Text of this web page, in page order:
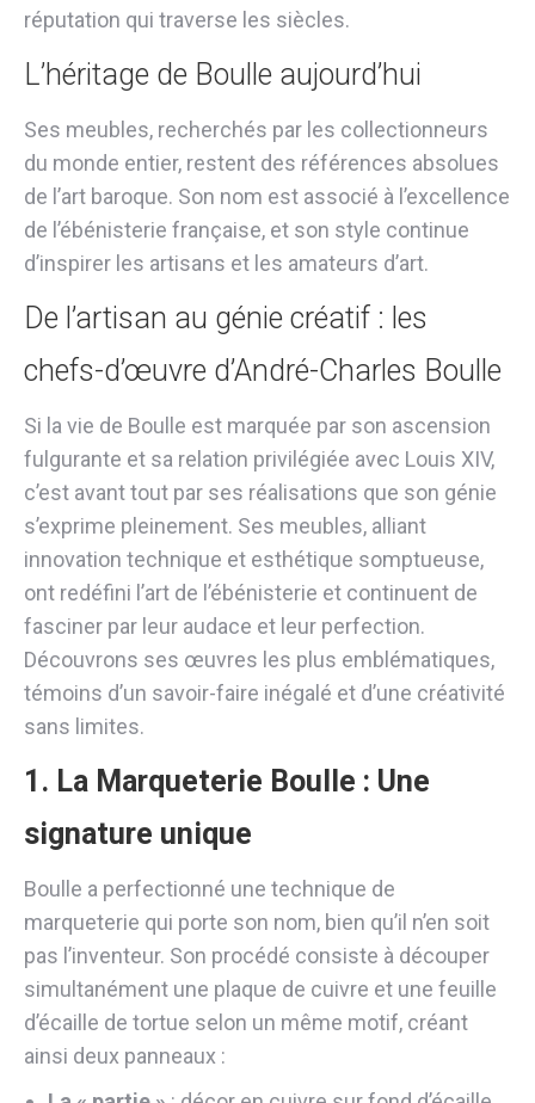
réputation qui traverse les siècles.
L’héritage de Boulle aujourd’hui
Ses meubles, recherchés par les collectionneurs
du monde entier, restent des références absolues
de l’art baroque. Son nom est associé à l’excellence
de l’ébénisterie française, et son style continue
d’inspirer les artisans et les amateurs d’art.
De l’artisan au génie créatif : les
chefs-d’œuvre d’André-Charles Boulle
Si la vie de Boulle est marquée par son ascension
fulgurante et sa relation privilégiée avec Louis XIV,
c’est avant tout par ses réalisations que son génie
s’exprime pleinement. Ses meubles, alliant
innovation technique et esthétique somptueuse,
ont redéfini l’art de l’ébénisterie et continuent de
fasciner par leur audace et leur perfection.
Découvrons ses œuvres les plus emblématiques,
témoins d’un savoir-faire inégalé et d’une créativité
sans limites.
1. La Marqueterie Boulle : Une
signature unique
Boulle a perfectionné une technique de
marqueterie qui porte son nom, bien qu’il n’en soit
pas l’inventeur. Son procédé consiste à découper
simultanément une plaque de cuivre et une feuille
d’écaille de tortue selon un même motif, créant
ainsi deux panneaux :